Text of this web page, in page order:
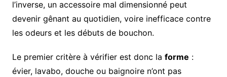
l’inverse, un accessoire mal dimensionné peut
devenir gênant au quotidien, voire inefficace contre
les odeurs et les débuts de bouchon.
Le premier critère à vérifier est donc la forme :
évier, lavabo, douche ou baignoire n’ont pas